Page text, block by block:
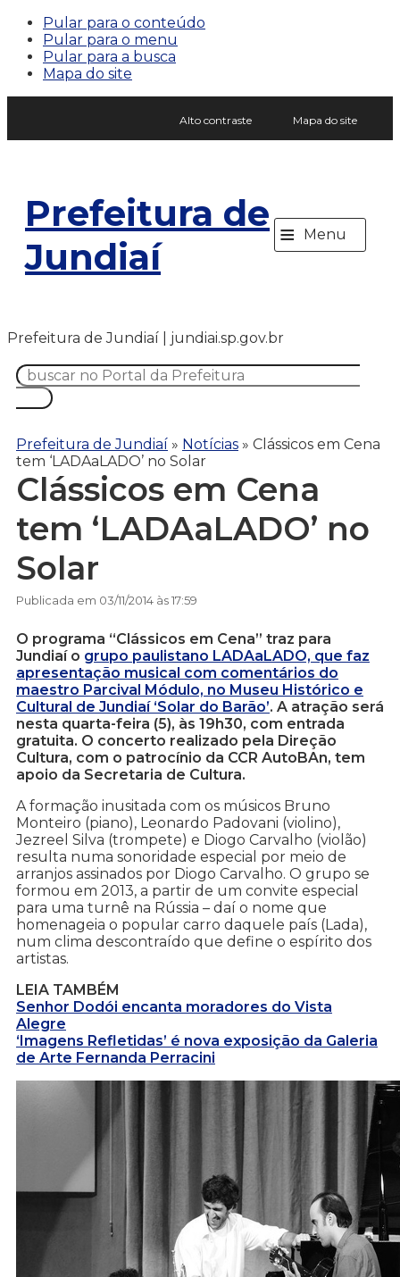
Pular para o conteúdo
Pular para o menu
Pular para a busca
Mapa do site
Alto contraste Mapa do site
Prefeitura de
Jundiaí
≡ Menu
Prefeitura de Jundiaí | jundiai.sp.gov.br
Prefeitura de Jundiaí » Notícias » Clássicos em Cena
tem ‘LADAaLADO’ no Solar
Clássicos em Cena
tem ‘LADAaLADO’ no
Solar
Publicada em 03/11/2014 às 17:59
O programa “Clássicos em Cena” traz para
Jundiaí o grupo paulistano LADAaLADO, que faz
apresentação musical com comentários do
maestro Parcival Módulo, no Museu Histórico e
Cultural de Jundiaí ‘Solar do Barão’. A atração será
nesta quarta-feira (5), às 19h30, com entrada
gratuita. O concerto realizado pela Direção
Cultura, com o patrocínio da CCR AutoBAn, tem
apoio da Secretaria de Cultura.
A formação inusitada com os músicos Bruno
Monteiro (piano), Leonardo Padovani (violino),
Jezreel Silva (trompete) e Diogo Carvalho (violão)
resulta numa sonoridade especial por meio de
arranjos assinados por Diogo Carvalho. O grupo se
formou em 2013, a partir de um convite especial
para uma turnê na Rússia – daí o nome que
homenageia o popular carro daquele país (Lada),
num clima descontraído que define o espírito dos
artistas.
LEIA TAMBÉM
Senhor Dodói encanta moradores do Vista
Alegre
‘Imagens Refletidas’ é nova exposição da Galeria
de Arte Fernanda Perracini